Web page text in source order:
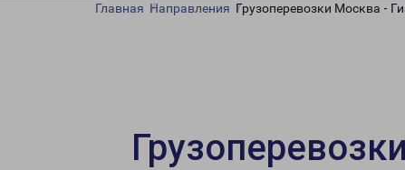
Главная Направления Грузоперевозки Москва -